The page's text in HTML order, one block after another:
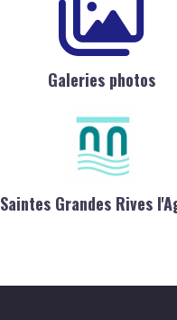
Galeries photos
Saintes Grandes Rives